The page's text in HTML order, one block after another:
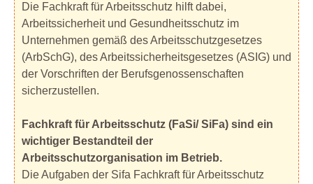
Die Fachkraft für Arbeitsschutz hilft dabei,
Arbeitssicherheit und Gesundheitsschutz im
Unternehmen gemäß des Arbeitsschutzgesetzes
(ArbSchG), des Arbeitssicherheitsgesetzes (ASIG) und
der Vorschriften der Berufsgenossenschaften
sicherzustellen.
Fachkraft für Arbeitsschutz (FaSi/ SiFa) sind ein
wichtiger Bestandteil der
Arbeitsschutzorganisation im Betrieb.
Die Aufgaben der Sifa Fachkraft für Arbeitsschutz